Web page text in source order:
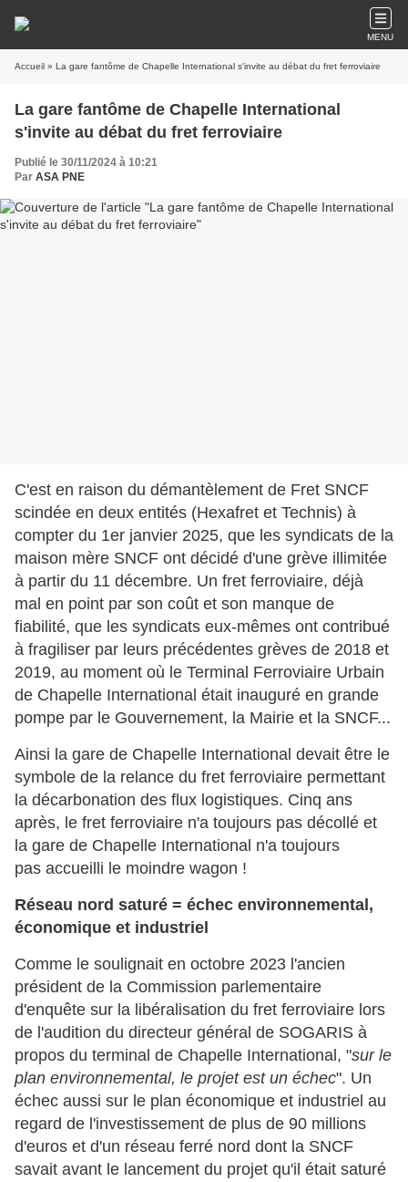
MENU
Accueil » La gare fantôme de Chapelle International s'invite au débat du fret ferroviaire
La gare fantôme de Chapelle International
s'invite au débat du fret ferroviaire
Publié le 30/11/2024 à 10:21
Par ASA PNE
C'est en raison du démantèlement de Fret SNCF
scindée en deux entités (Hexafret et Technis) à
compter du 1er janvier 2025, que les syndicats de la
maison mère SNCF ont décidé d'une grève illimitée
à partir du 11 décembre. Un fret ferroviaire, déjà
mal en point par son coût et son manque de
fiabilité, que les syndicats eux-mêmes ont contribué
à fragiliser par leurs précédentes grèves de 2018 et
2019, au moment où le Terminal Ferroviaire Urbain
de Chapelle International était inauguré en grande
pompe par le Gouvernement, la Mairie et la SNCF...
Ainsi la gare de Chapelle International devait être le
symbole de la relance du fret ferroviaire permettant
la décarbonation des flux logistiques. Cinq ans
après, le fret ferroviaire n'a toujours pas décollé et
la gare de Chapelle International n'a toujours
pas accueilli le moindre wagon !
Réseau nord saturé = échec environnemental,
économique et industriel
Comme le soulignait en octobre 2023 l'ancien
président de la Commission parlementaire
d'enquête sur la libéralisation du fret ferroviaire lors
de l'audition du directeur général de SOGARIS à
propos du terminal de Chapelle International, "sur le
plan environnemental, le projet est un échec". Un
échec aussi sur le plan économique et industriel au
regard de l'investissement de plus de 90 millions
d'euros et d'un réseau ferré nord dont la SNCF
savait avant le lancement du projet qu'il était saturé